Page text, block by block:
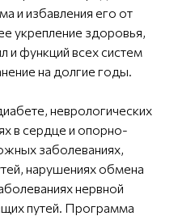
и избавления его от
укрепление здоровья,
и функций всех систем
на долгие годы.
неврологических
в сердце и опорно-
заболеваниях,
нарушениях обмена
нервной
путей. Программа